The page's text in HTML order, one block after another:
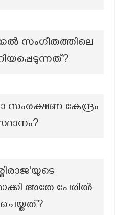
സംഗീതത്തിലെ
സംരക്ഷണ കേന്ദ്രം
അതേ പേരില്‍